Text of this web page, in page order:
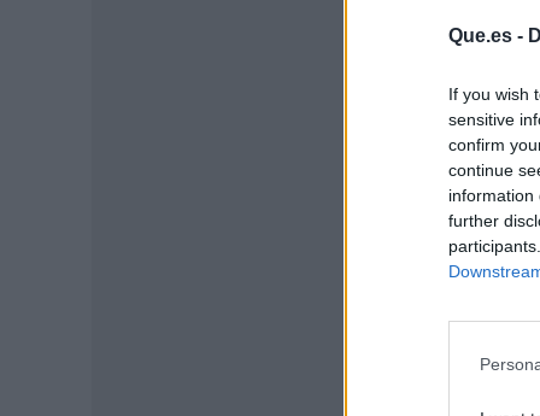
Que.es -
If you wish
sensitive
confirm
continue
information
further